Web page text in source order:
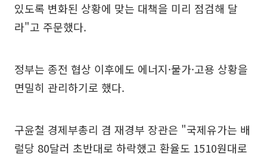
있도록 변화된 상황에 맞는 대책을 미리 점검해 달
라"고 주문했다.
정부는 종전 협상 이후에도 에너지·물가·고용 상황을
면밀히 관리하기로 했다.
구윤철 경제부총리 겸 재경부 장관은 "국제유가는 배
럴당 80달러 초반대로 하락했고 환율도 1510원대로